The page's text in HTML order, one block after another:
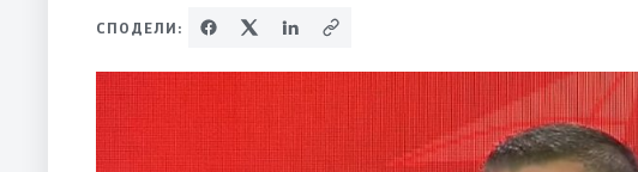
СПОДЕЛИ: